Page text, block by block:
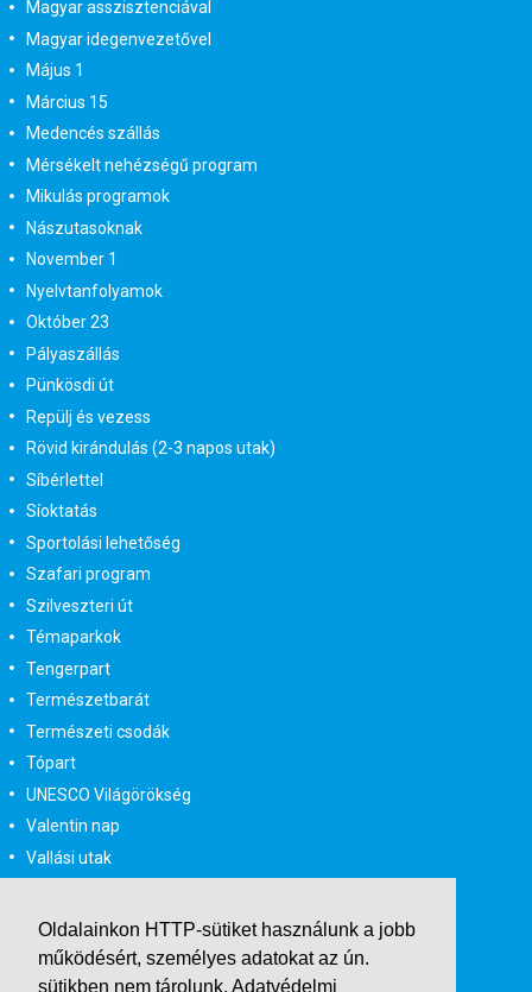
Oldalainkon HTTP-sütiket használunk a jobb
működésért, személyes adatokat az ún.
sütikben nem tárolunk. Adatvédelmi
Magyar asszisztenciával
Magyar idegenvezetővel
Május 1
Március 15
Medencés szállás
Mérsékelt nehézségű program
Mikulás programok
Nászutasoknak
November 1
Nyelvtanfolyamok
Október 23
Pályaszállás
Pünkösdi út
Repülj és vezess
Rövid kirándulás (2-3 napos utak)
Síbérlettel
Síoktatás
Sportolási lehetőség
Szafari program
Szilveszteri út
Témaparkok
Tengerpart
Természetbarát
Természeti csodák
Tópart
UNESCO Világörökség
Valentin nap
Vallási utak
Városlátogatás egyénileg
Velencei karnevál
Vidéki felszállással